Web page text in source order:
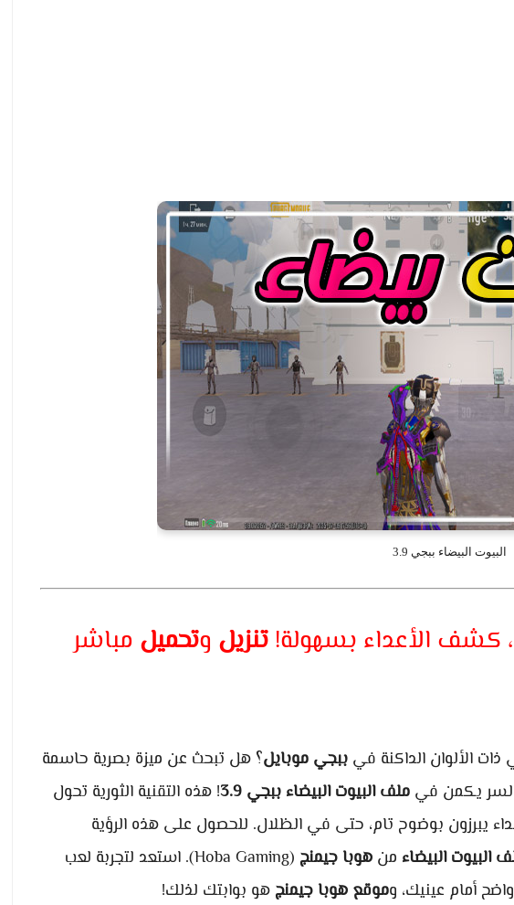
البيوت البيضاء ببجي 3.9
كشف الأعداء بسهولة!تنزيل وتحميل مباشر
الألوان الداكنة في ببجي موبايل؟ هل تبحث عن ميزة بصرية حاسمة
يكمن في ملف البيوت البيضاء ببجي 3.9
! هذه التقنية الثورية تحول
يبرزون بوضوح تام، حتى في الظلال. للحصول على هذه الرؤية
البيوت البيضاء من هوبا جيمنج
(Hoba Gaming). استعد لتجربة لعب
أمام عينيك، وموقع هوبا جيمنج هو بوابتك لذلك!